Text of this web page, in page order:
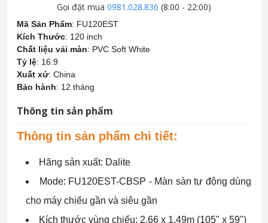
Gọi đặt mua 0981.028.836 (8:00 - 22:00)
Mã Sản Phẩm: FU120EST
Kích Thước: 120 inch
Chất liệu vải màn: PVC Soft White
Tỷ lệ: 16:9
Xuất xứ: China
Bảo hành: 12 tháng
Thông tin sản phẩm
Thông tin sản phẩm chi tiết:
Hãng sản xuất: Dalite
Mode: FU120EST-CBSP - Màn sàn tự động dùng
cho máy chiếu gần và siêu gần
Kích thước vùng chiếu: 2.66 x 1.49m (105" x 59")